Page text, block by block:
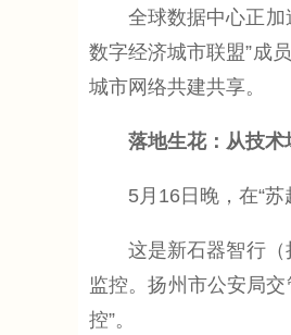
全球数据中心正加速
数字经济城市联盟”成
城市网络共建共享。
落地生花：从技术
5月16日晚，在“苏超
这是新石器智行（扬
监控。扬州市公安局
控”。